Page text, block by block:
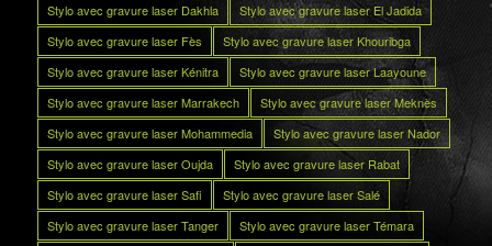
Stylo avec gravure laser Dakhla
Stylo avec gravure laser El Jadida
Stylo avec gravure laser Fès
Stylo avec gravure laser Khouribga
Stylo avec gravure laser Kénitra
Stylo avec gravure laser Laayoune
Stylo avec gravure laser Marrakech
Stylo avec gravure laser Meknès
Stylo avec gravure laser Mohammedia
Stylo avec gravure laser Nador
Stylo avec gravure laser Oujda
Stylo avec gravure laser Rabat
Stylo avec gravure laser Safi
Stylo avec gravure laser Salé
Stylo avec gravure laser Tanger
Stylo avec gravure laser Témara